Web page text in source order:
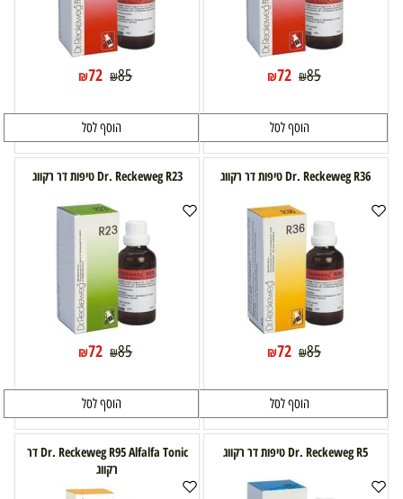
₪85
₪72
הוסף לסל
₪85
₪72
הוסף לסל
Dr. Reckeweg R36 טיפות דר רקווג
₪85
₪72
הוסף לסל
Dr. Reckeweg R23 טיפות דר רקווג
₪85
₪72
הוסף לסל
Dr. Reckeweg R5 טיפות דר רקווג
Dr. Reckeweg R95 Alfalfa Tonic דר
רקווג